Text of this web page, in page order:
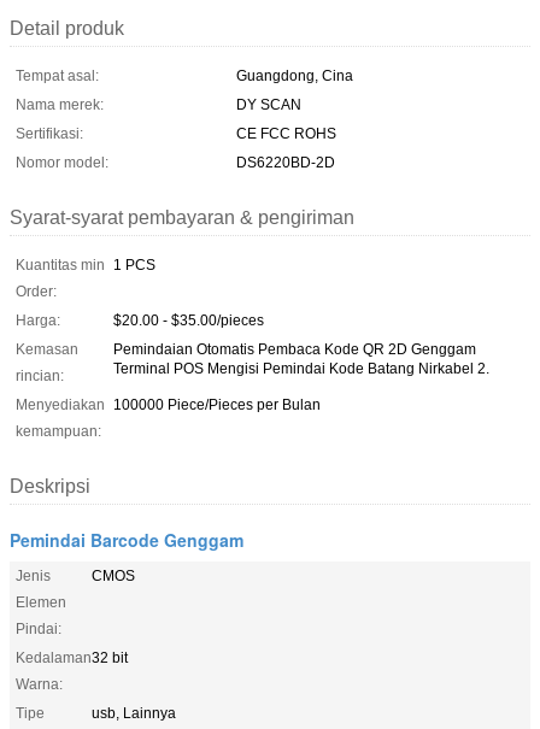
Detail produk
Tempat asal:
Guangdong, Cina
Nama merek:
DY SCAN
Sertifikasi:
CE FCC ROHS
Nomor model:
DS6220BD-2D
Syarat-syarat pembayaran & pengiriman
Kuantitas min
Order:
1 PCS
Harga:
$20.00 - $35.00/pieces
Kemasan
rincian:
Pemindaian Otomatis Pembaca Kode QR 2D Genggam
Terminal POS Mengisi Pemindai Kode Batang Nirkabel 2.
Menyediakan
kemampuan:
100000 Piece/Pieces per Bulan
Deskripsi
Pemindai Barcode Genggam
Jenis
Elemen
Pindai:
CMOS
Kedalaman
Warna:
32 bit
Tipe
usb, Lainnya